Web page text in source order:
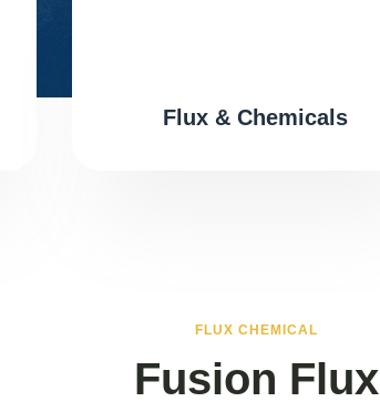
Flux & Chemicals
FLUX CHEMICAL
Fusion Flux